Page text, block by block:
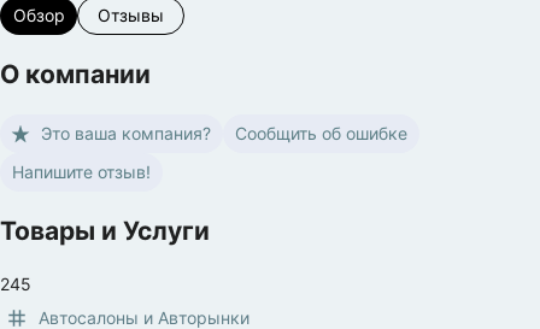
Обзор
Отзывы
О компании
Это ваша компания?
Сообщить об ошибке
Напишите отзыв!
Товары и Услуги
245
Автосалоны и Aвторынки